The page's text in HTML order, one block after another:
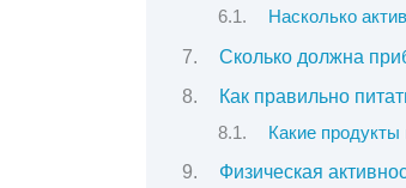
Насколько
Сколько должна
Как правильно
Какие
Физическая